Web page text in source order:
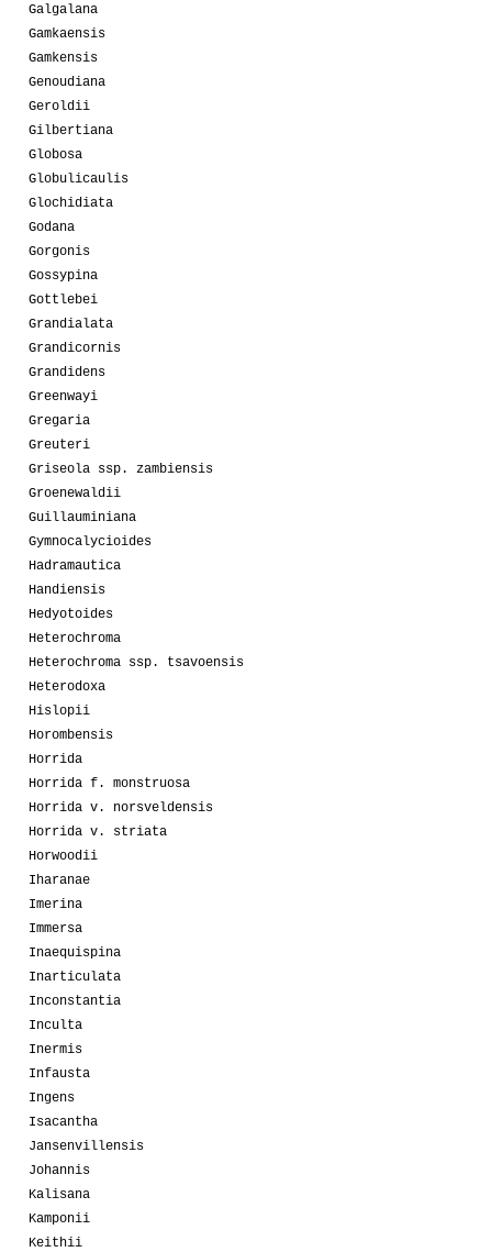
Galgalana
Gamkaensis
Gamkensis
Genoudiana
Geroldii
Gilbertiana
Globosa
Globulicaulis
Glochidiata
Godana
Gorgonis
Gossypina
Gottlebei
Grandialata
Grandicornis
Grandidens
Greenwayi
Gregaria
Greuteri
Griseola ssp. zambiensis
Groenewaldii
Guillauminiana
Gymnocalycioides
Hadramautica
Handiensis
Hedyotoides
Heterochroma
Heterochroma ssp. tsavoensis
Heterodoxa
Hislopii
Horombensis
Horrida
Horrida f. monstruosa
Horrida v. norsveldensis
Horrida v. striata
Horwoodii
Iharanae
Imerina
Immersa
Inaequispina
Inarticulata
Inconstantia
Inculta
Inermis
Infausta
Ingens
Isacantha
Jansenvillensis
Johannis
Kalisana
Kamponii
Keithii